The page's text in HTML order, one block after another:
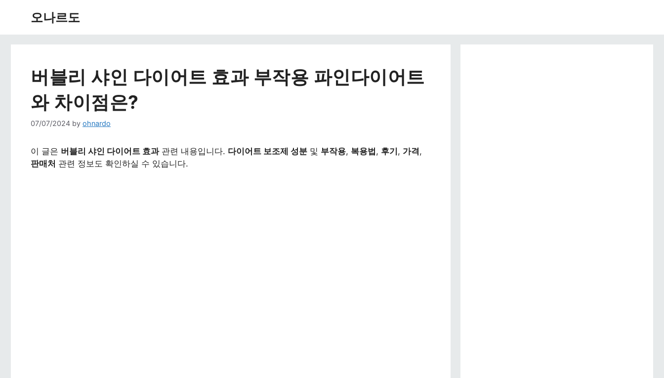
오나르도
버블리 샤인 다이어트 효과 부작용 파인다이어트
와 차이점은?
07/07/2024 by ohnardo
이 글은 버블리 샤인 다이어트 효과관련 내용입니다. 다이어트 보조제 성분 및 부작용, 복용법 , 후기 , 가격,
판매처 관련 정보도 확인하실 수 있습니다.